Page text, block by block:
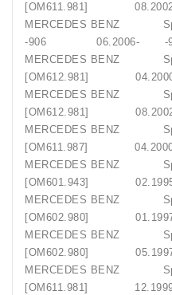
[OM611.981]
MERCEDES BENZ
-906 06.2006- -
MERCEDES BENZ
[OM612.981]
MERCEDES BENZ
[OM612.981]
MERCEDES BENZ
[OM611.987]
MERCEDES BENZ
[OM601.943]
MERCEDES BENZ
[OM602.980]
MERCEDES BENZ
[OM602.980]
MERCEDES BENZ
[OM611.981]